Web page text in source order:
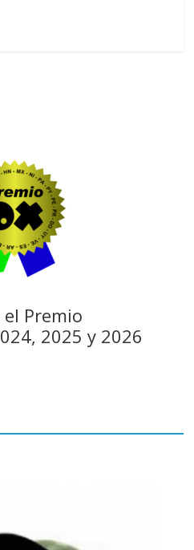
Premio
2025 y 2026